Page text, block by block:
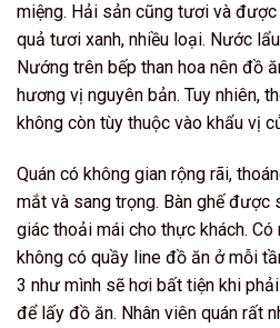
miệng. Hải sản cũng tươi và được
quả tươi xanh, nhiều loại. Nước
Nướng trên bếp than hoa nên đồ
hương vị nguyên bản. Tuy nhiên,
không còn tùy thuộc vào khẩu vị
Quán có không gian rộng rãi,
mắt và sang trọng. Bàn ghế được
giác thoải mái cho thực khách.
không có quầy line đồ ăn ở mỗi
3 như mình sẽ hơi bất tiện khi
để lấy đồ ăn. Nhân viên quán rất